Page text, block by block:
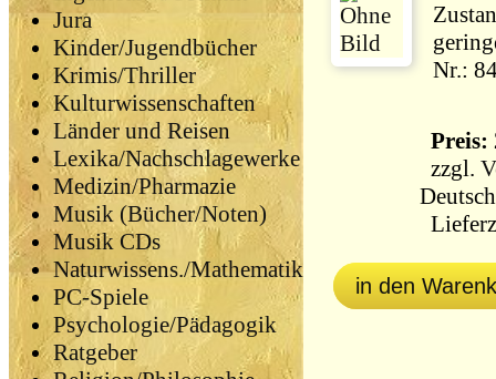
Jura
Kinder/Jugendbücher
Krimis/Thriller
Kulturwissenschaften
Länder und Reisen
Lexika/Nachschlagewerke
Medizin/Pharmazie
Musik (Bücher/Noten)
Musik CDs
Naturwissens./Mathematik
PC-Spiele
Psychologie/Pädagogik
Ratgeber
Nr.:
Preis:
zzgl.
in den